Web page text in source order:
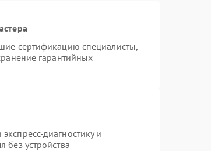
сертификацию специалисты,
гарантийных
диагностику и
без устройства